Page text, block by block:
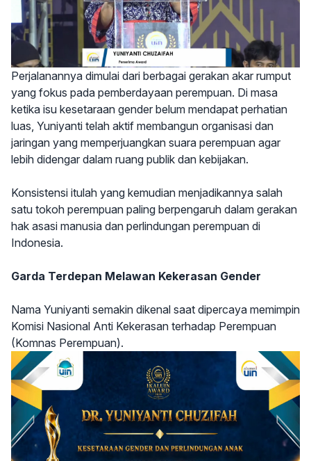
Perjalanannya dimulai dari berbagai gerakan akar rumput
yang fokus pada pemberdayaan perempuan. Di masa
ketika isu kesetaraan gender belum mendapat perhatian
luas, Yuniyanti telah aktif membangun organisasi dan
jaringan yang memperjuangkan suara perempuan agar
lebih didengar dalam ruang publik dan kebijakan.
Konsistensi itulah yang kemudian menjadikannya salah
satu tokoh perempuan paling berpengaruh dalam gerakan
hak asasi manusia dan perlindungan perempuan di
Indonesia.
Garda Terdepan Melawan Kekerasan Gender
Nama Yuniyanti semakin dikenal saat dipercaya memimpin
Komisi Nasional Anti Kekerasan terhadap Perempuan
(Komnas Perempuan).